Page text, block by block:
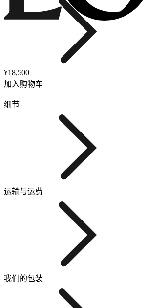
¥18,500
加入购物车
+
细节
运输与运费
我们的包装